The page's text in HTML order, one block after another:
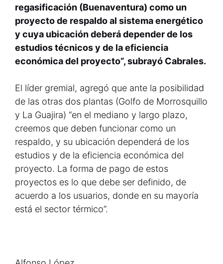
regasificación (Buenaventura) como un
proyecto de respaldo al sistema energético
y cuya ubicación deberá depender de los
estudios técnicos y de la eficiencia
económica del proyecto”, subrayó Cabrales.
El líder gremial, agregó que ante la posibilidad
de las otras dos plantas (Golfo de Morrosquillo
y La Guajira) “en el mediano y largo plazo,
creemos que deben funcionar como un
respaldo, y su ubicación dependerá de los
estudios y de la eficiencia económica del
proyecto. La forma de pago de estos
proyectos es lo que debe ser definido, de
acuerdo a los usuarios, donde en su mayoría
está el sector térmico”.